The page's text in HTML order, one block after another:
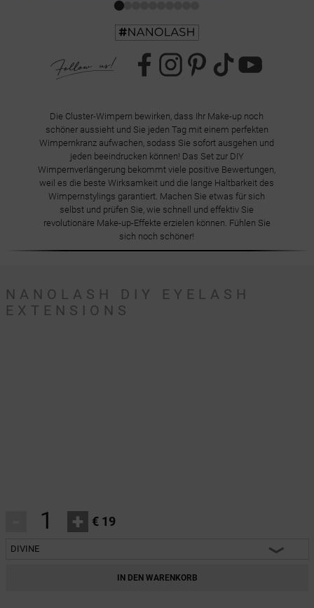
Die Cluster-Wimpern bewirken, dass Ihr Make-up noch
schöner aussieht und Sie jeden Tag mit einem perfekten
Wimpernkranz aufwachen, sodass Sie sofort ausgehen und
jeden beeindrucken können! Das Set zur DIY
Wimpernverlängerung bekommt viele positive Bewertungen,
weil es die beste Wirksamkeit und die lange Haltbarkeit des
Wimpernstylings garantiert. Machen Sie etwas für sich
selbst und prüfen Sie, wie schnell und effektiv Sie
revolutionäre Make-up-Effekte erzielen können. Fühlen Sie
sich noch schöner!
NANOLASH DIY EYELASH
EXTENSIONS
+ € 19
DIVINE
IN DEN WARENKORB